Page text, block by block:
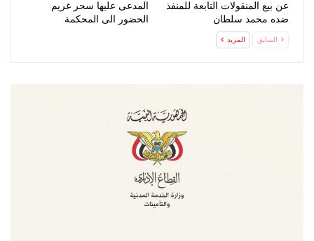
عن بيع المنقولات التابعة للمنفذ
ضده محمد سلطان
المدعى عليها سحر غريم
الحضور الى المحكمة
السابق المزيد